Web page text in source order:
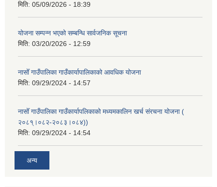
मिति: 05/09/2026 - 18:39
योजना सम्पन्न भएको सम्बन्धि सार्वजनिक सूचना
मिति: 03/20/2026 - 12:59
नासोँ गाउँपालिका गाउँकार्यापालिकाको आवधिक योजना
मिति: 09/29/2024 - 14:57
नासोँ गाउँपालिका गाउँकार्यापलिकाको मध्यमकालिन खर्च संरचना योजना (
२०८१्।०८२-२०८३।०८४))
मिति: 09/29/2024 - 14:54
अन्य